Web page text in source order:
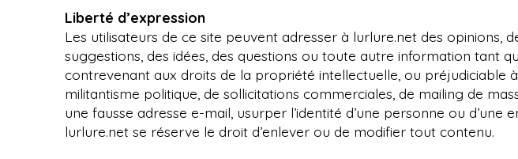
Liberté d’expression
Les utilisateurs de ce site peuvent adresser à lurlure.net des
suggestions, des idées, des questions ou toute autre information tant
contrevenant aux droits de la propriété intellectuelle, ou préjudiciable
militantisme politique, de sollicitations commerciales, de mailing de
une fausse adresse e-mail, usurper l’identité d’une personne ou d’une
lurlure.net se réserve le droit d’enlever ou de modifier tout contenu.